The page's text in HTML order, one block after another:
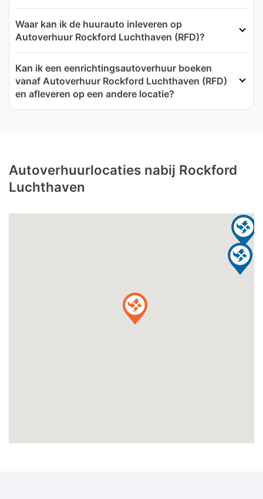
Waar kan ik de huurauto inleveren op
Autoverhuur Rockford Luchthaven (RFD)?
Kan ik een eenrichtingsautoverhuur boeken
vanaf Autoverhuur Rockford Luchthaven (RFD)
en afleveren op een andere locatie?
Autoverhuurlocaties nabij Rockford
Luchthaven